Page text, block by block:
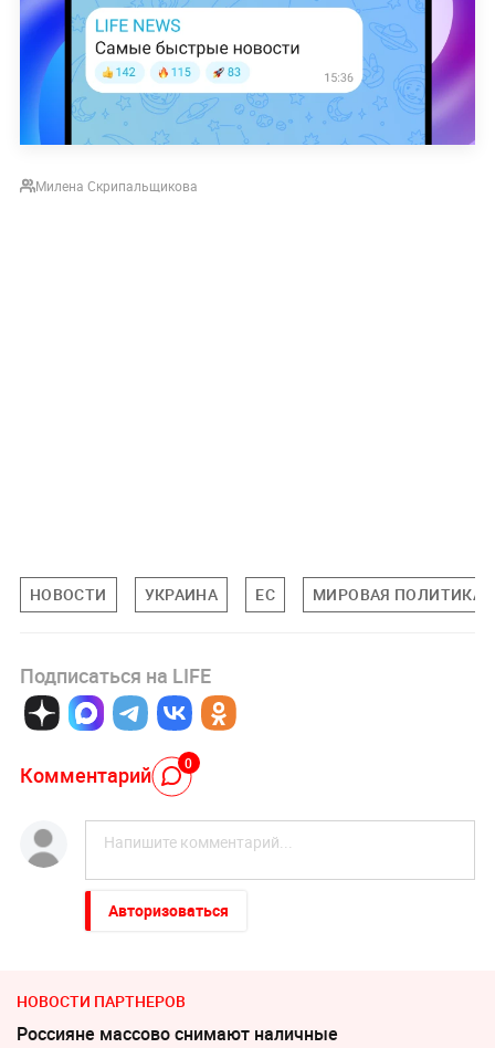
Милена Скрипальщикова
НОВОСТИ УКРАИНА ЕС МИРОВАЯ ПОЛИТИКА
Подписаться на LIFE
Комментарий 0
Авторизоваться
НОВОСТИ ПАРТНЕРОВ
Россияне массово снимают наличные